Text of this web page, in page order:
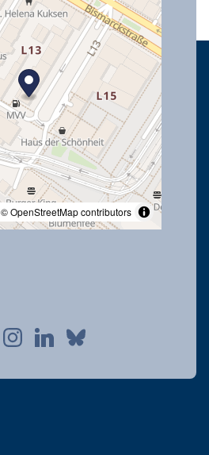
© OpenStreetMap contributors